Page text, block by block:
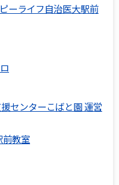
ーライフ自治医大駅前
センターこばと園 運営
教室